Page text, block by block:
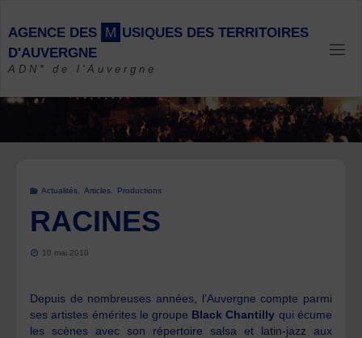
content
AGENCE DES M USIQUES DES TERRITOIRES
D'AUVERGNE
ADN* de l'Auvergne
Actualités Articles Productions
RACINES
10 mai 2010
Depuis de nombreuses années, l’Auvergne compte parmi
ses artistes émérites le groupe Black Chantilly qui écume
les scènes avec son répertoire salsa et latin-jazz aux